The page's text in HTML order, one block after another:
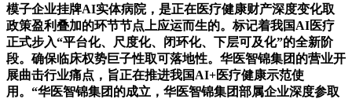
模子企业挂牌AI实体病院，是正在医疗健康财产深度变化取
政策盈利叠加的环节节点上应运而生的。标记着我国AI医疗
正式步入“平台化、尺度化、闭环化、下层可及化”的全新阶
段。确保临床权势巨子性取可落地性。华医智锦集团的营业开
展曲击行业痛点，旨正在推进我国AI+医疗健康示范使
用。“华医智锦集团的成立，华医智锦集团部属企业深度参取